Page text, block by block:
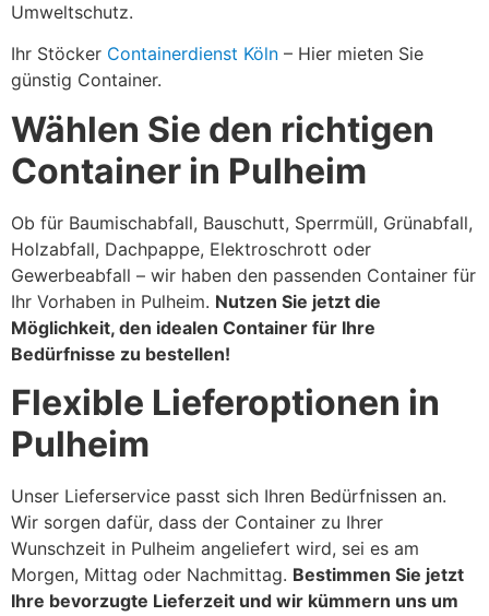
Umweltschutz.
Ihr Stöcker Containerdienst Köln – Hier mieten Sie
günstig Container.
Wählen Sie den richtigen
Container in Pulheim
Ob für Baumischabfall, Bauschutt, Sperrmüll, Grünabfall,
Holzabfall, Dachpappe, Elektroschrott oder
Gewerbeabfall – wir haben den passenden Container für
Ihr Vorhaben in Pulheim. Nutzen Sie jetzt die
Möglichkeit, den idealen Container für Ihre
Bedürfnisse zu bestellen!
Flexible Lieferoptionen in
Pulheim
Unser Lieferservice passt sich Ihren Bedürfnissen an.
Wir sorgen dafür, dass der Container zu Ihrer
Wunschzeit in Pulheim angeliefert wird, sei es am
Morgen, Mittag oder Nachmittag. Bestimmen Sie jetzt
Ihre bevorzugte Lieferzeit und wir kümmern uns um